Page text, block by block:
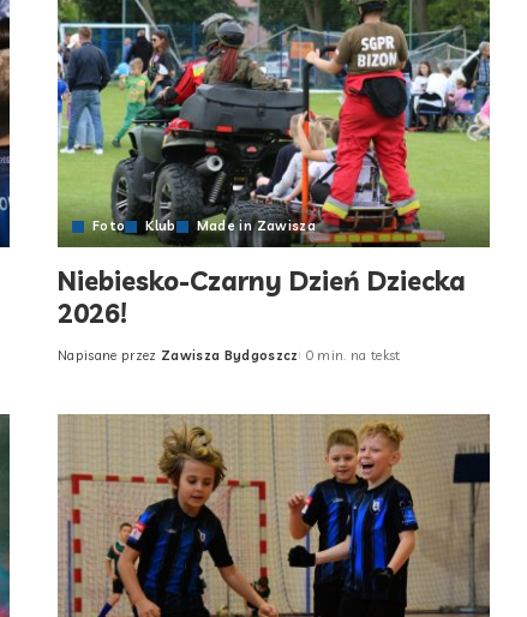
Foto Klub Made in Zawisza
Niebiesko-Czarny Dzień Dziecka
2026!
Posted
Napisane przez Zawisza Bydgoszcz 0 min. na tekst